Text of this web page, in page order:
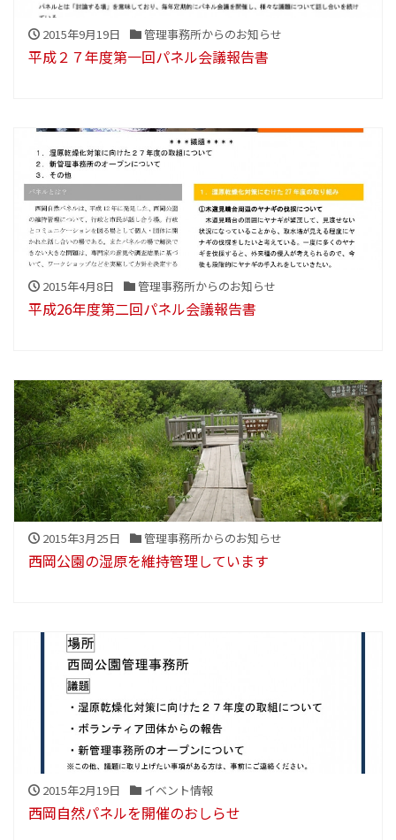
2015年9月19日 管理事務所からのお知らせ
平成２７年度第一回パネル会議報告書
2015年4月8日 管理事務所からのお知らせ
平成26年度第二回パネル会議報告書
2015年3月25日 管理事務所からのお知らせ
西岡公園の湿原を維持管理しています
2015年2月19日 イベント情報
西岡自然パネルを開催のおしらせ